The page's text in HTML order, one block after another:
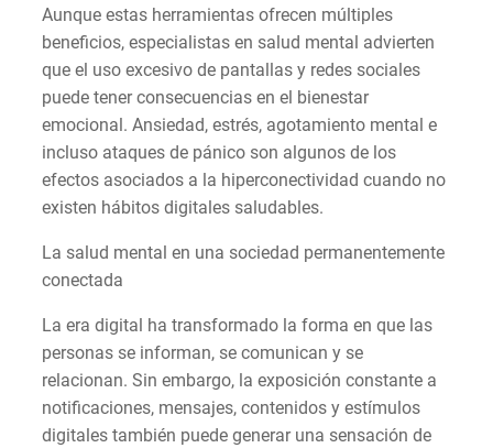
Aunque estas herramientas ofrecen múltiples
beneficios, especialistas en salud mental advierten
que el uso excesivo de pantallas y redes sociales
puede tener consecuencias en el bienestar
emocional. Ansiedad, estrés, agotamiento mental e
incluso ataques de pánico son algunos de los
efectos asociados a la hiperconectividad cuando no
existen hábitos digitales saludables.
La salud mental en una sociedad permanentemente
conectada
La era digital ha transformado la forma en que las
personas se informan, se comunican y se
relacionan. Sin embargo, la exposición constante a
notificaciones, mensajes, contenidos y estímulos
digitales también puede generar una sensación de